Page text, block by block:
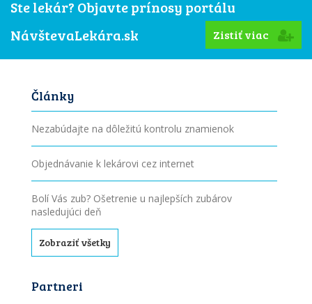
Ste lekár? Objavte prínosy portálu
NávštevaLekára.sk
Zistiť viac
Články
Nezabúdajte na dôležitú kontrolu znamienok
Objednávanie k lekárovi cez internet
Bolí Vás zub? Ošetrenie u najlepších zubárov
nasledujúci deň
Zobraziť všetky
Partneri